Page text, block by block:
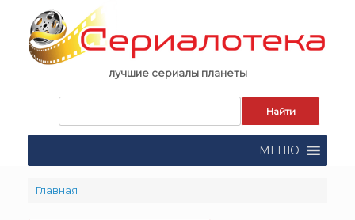
content
лучшие сериалы планеты
поиска:
МЕНЮ
Главная